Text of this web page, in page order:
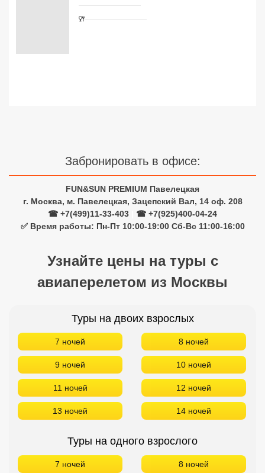
Забронировать в офисе:
FUN&SUN PREMIUM Павелецкая
г. Москва, м. Павелецкая, Зацепский Вал, 14 оф. 208
☎ +7(499)11-33-403
☎ +7(925)400-04-24
✅ Время работы: Пн-Пт 10:00-19:00 Сб-Вс 11:00-16:00
Узнайте цены на туры с
авиаперелетом из Москвы
Туры на двоих взрослых
7 ночей 8 ночей
9 ночей 10 ночей
11 ночей 12 ночей
13 ночей 14 ночей
Туры на одного взрослого
7 ночей 8 ночей
Сетевые отели Вьетнама
Сетевые отели Мальдив
Сетевые отели Бали
Сетевые отели Маврикия